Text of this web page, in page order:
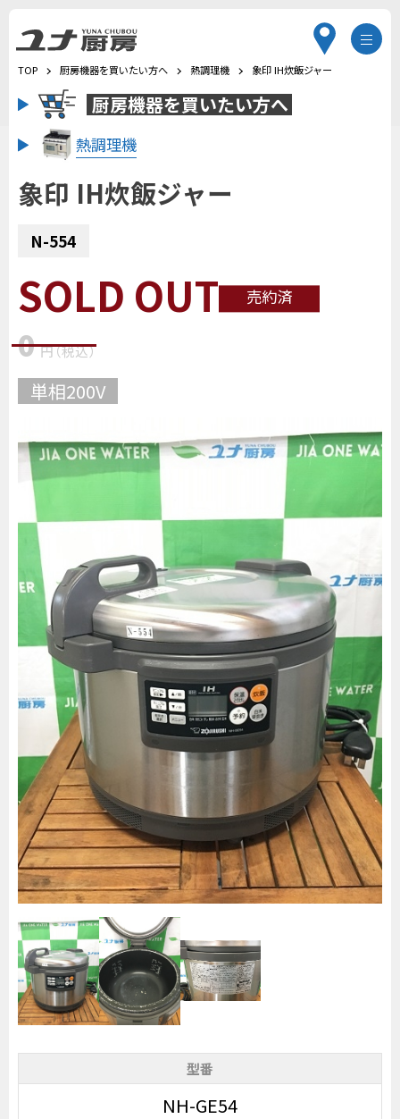
TOP 厨房機器を買いたい方へ 熱調理機 象印 IH炊飯ジャー
厨房機器を買いたい方へ
熱調理機
象印 IH炊飯ジャー
N-554
SOLD OUT 売約済
0 円（税込）
単相200V
型番
NH-GE54